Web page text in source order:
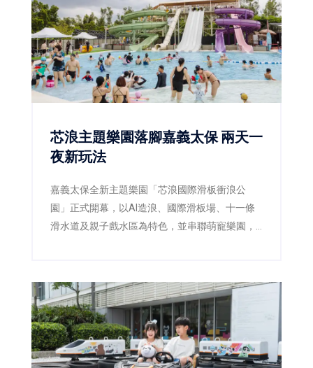
芯浪主題樂園落腳嘉義太保 兩天一
夜新玩法
嘉義太保全新主題樂園「芯浪國際滑板衝浪公
園」正式開幕，以AI造浪、國際滑板場、十一條
滑水道及親子戲水區為特色，並串聯萌寵樂園，